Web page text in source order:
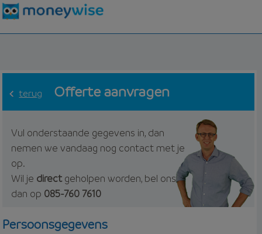
terug Offerte aanvragen
Vul onderstaande gegevens in, dan
nemen we vandaag nog contact met je
op.
Wil je directgeholpen worden, bel ons
dan op 085-760 7610
Persoonsgegevens